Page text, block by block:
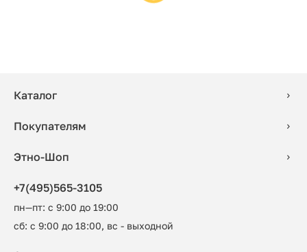
Каталог
Покупателям
Этно-Шоп
+7(495)565-3105
пн—пт: с 9:00 до 19:00
сб: с 9:00 до 18:00, вс - выходной